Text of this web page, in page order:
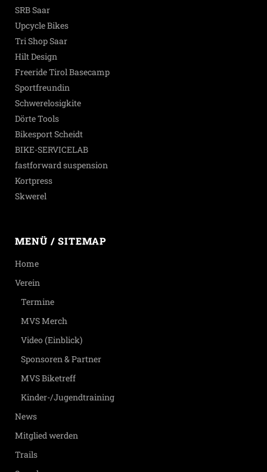
SRB Saar
Upcycle Bikes
Tri Shop Saar
Hilt Design
Freeride Tirol Basecamp
Sportfreundin
Schwerelosigkite
Dörte Tools
Bikesport Scheidt
BIKE-SERVICELAB
fastforward suspension
Kortpress
Skwerel
MENÜ / SITEMAP
Home
Verein
Termine
MVS Merch
Video (Einblick)
Sponsoren & Partner
MVS Biketreff
Kinder-/Jugendtraining
News
Mitglied werden
Trails